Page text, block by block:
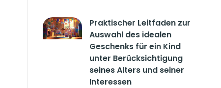
Praktischer Leitfaden zur
Auswahl des idealen
Geschenks für ein Kind
unter Berücksichtigung
seines Alters und seiner
Interessen